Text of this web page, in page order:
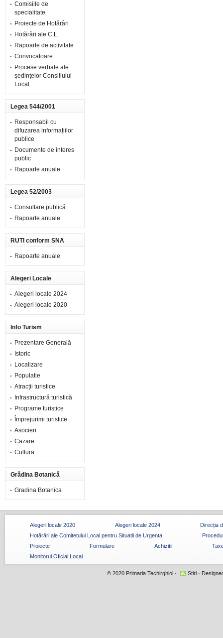
Comisiile de
specialitate
Proiecte de Hotărâri
Hotărâri ale C.L.
Rapoarte de activitate
Convocatoare
Procese verbale ale
şedinţelor Consiliului
Local
Legea 544/2001
Responsabil cu
difuzarea informațiilor
publice
Documente de interes
public
Rapoarte anuale
Legea 52/2003
Consultare publică
Rapoarte anuale
RUTI conform SNA
Rapoarte anuale
Alegeri Locale
Alegeri locale 2024
Alegeri locale 2020
Info Turism
Prezentare Generală
Istoric
Localizare
Populatie
Atracții turistice
Infrastructură turistică
Programe turistice
Împrejurimi turistice
Asocieri
Cazare
Cultura
Grădina Botanică
Gradina Botanica
Alegeri locale 2020 Alegeri locale 2024
Direcția
Hotărâri ale Comitetului Local pentru Situatii de Urgenta
Proiecte
Formulare Achizitii
Monitorul Oficial Local
© 2020 Primaria Techirghiol· Stiri·